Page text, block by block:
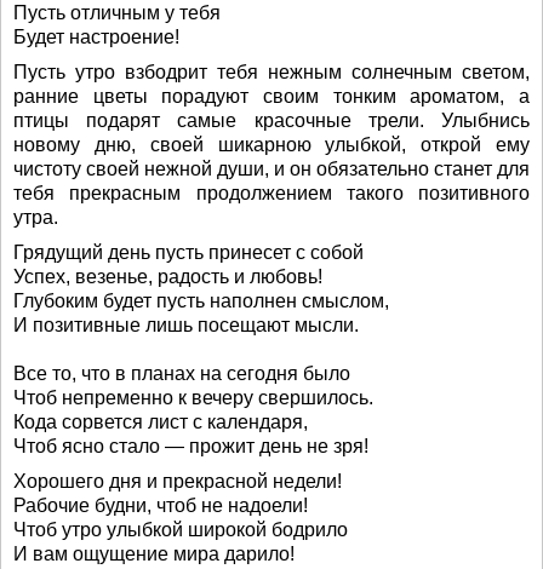
Пусть отличным у тебя
Будет настроение!
Пусть утро взбодрит тебя нежным солнечным светом,
ранние цветы порадуют своим тонким ароматом, а
птицы подарят самые красочные трели. Улыбнись
новому дню, своей шикарною улыбкой, открой ему
чистоту своей нежной души, и он обязательно станет для
тебя прекрасным продолжением такого позитивного
утра.
Грядущий день пусть принесет с собой
Успех, везенье, радость и любовь!
Глубоким будет пусть наполнен смыслом,
И позитивные лишь посещают мысли.
Все то, что в планах на сегодня было
Чтоб непременно к вечеру свершилось.
Кода сорвется лист с календаря,
Чтоб ясно стало — прожит день не зря!
Хорошего дня и прекрасной недели!
Рабочие будни, чтоб не надоели!
Чтоб утро улыбкой широкой бодрило
И вам ощущение мира дарило!